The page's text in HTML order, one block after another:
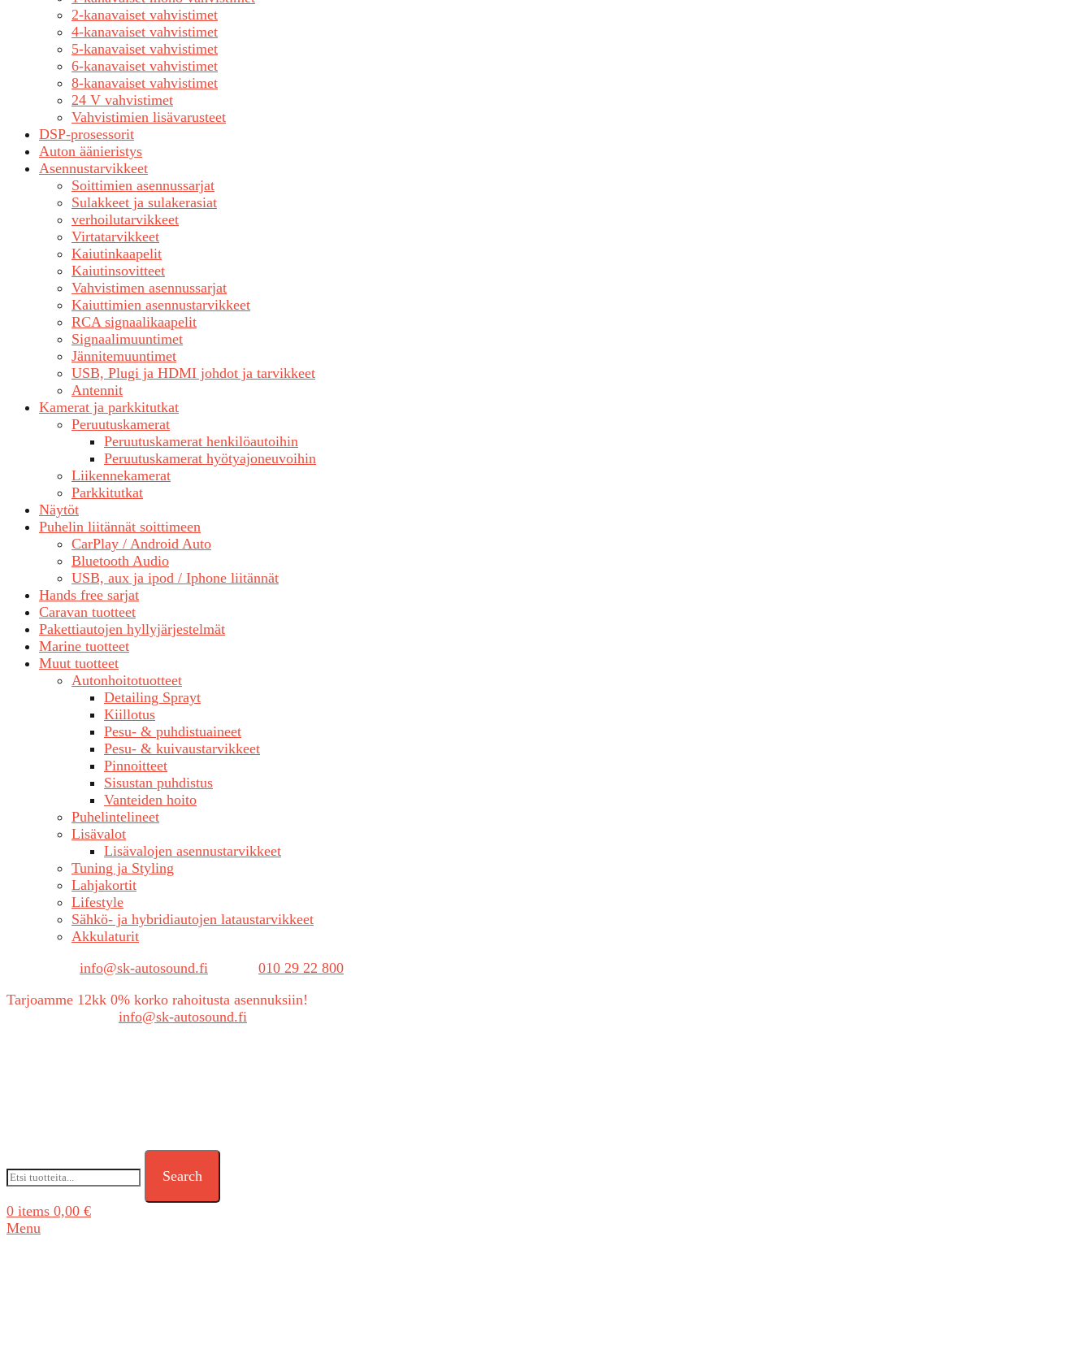
2-kanavaiset vahvistimet
4-kanavaiset vahvistimet
5-kanavaiset vahvistimet
6-kanavaiset vahvistimet
8-kanavaiset vahvistimet
24 V vahvistimet
Vahvistimien lisävarusteet
DSP-prosessorit
Auton äänieristys
Asennustarvikkeet
Soittimien asennussarjat
Sulakkeet ja sulakerasiat
verhoilutarvikkeet
Virtatarvikkeet
Kaiutinkaapelit
Kaiutinsovitteet
Vahvistimen asennussarjat
Kaiuttimien asennustarvikkeet
RCA signaalikaapelit
Signaalimuuntimet
Jännitemuuntimet
USB, Plugi ja HDMI johdot ja tarvikkeet
Antennit
Kamerat ja parkkitutkat
Peruutuskamerat
Peruutuskamerat henkilöautoihin
Peruutuskamerat hyötyajoneuvoihin
Liikennekamerat
Parkkitutkat
Näytöt
Puhelin liitännät soittimeen
CarPlay / Android Auto
Bluetooth Audio
USB, aux ja ipod / Iphone liitännät
Hands free sarjat
Caravan tuotteet
Pakettiautojen hyllyjärjestelmät
Marine tuotteet
Muut tuotteet
Autonhoitotuotteet
Detailing Sprayt
Kiillotus
Pesu- & puhdistuaineet
Pesu- & kuivaustarvikkeet
Pinnoitteet
Sisustan puhdistus
Vanteiden hoito
Puhelintelineet
Lisävalot
Lisävalojen asennustarvikkeet
Tuning ja Styling
Lahjakortit
Lifestyle
Sähkö- ja hybridiautojen lataustarvikkeet
Akkulaturit
info@sk-autosound.fi
010 29 22 800
Tarjoamme 12kk 0% korko rahoitusta asennuksiin!
info@sk-autosound.fi
Search
0 items 0,00 €
Menu